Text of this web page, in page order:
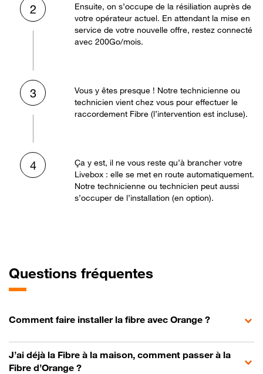
2
Ensuite, on s’occupe de la résiliation auprès de
votre opérateur actuel. En attendant la mise en
service de votre nouvelle offre, restez connecté
avec 200Go/mois.
3
Vous y êtes presque ! Notre technicienne ou
technicien vient chez vous pour effectuer le
raccordement Fibre (l’intervention est incluse).
4
Ça y est, il ne vous reste qu’à brancher votre
Livebox : elle se met en route automatiquement.
Notre technicienne ou technicien peut aussi
s’occuper de l’installation (en option).
Questions fréquentes
Comment faire installer la fibre avec Orange ?
J’ai déjà la Fibre à la maison, comment passer à la
Fibre d’Orange ?